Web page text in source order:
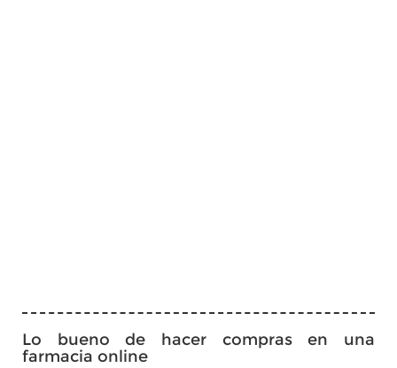
Lo bueno de hacer compras en una
farmacia online